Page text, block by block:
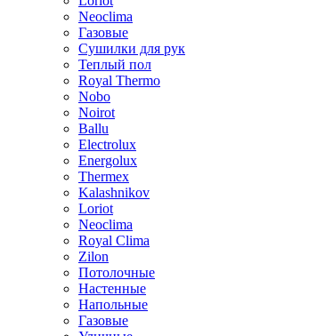
Neoclima
Газовые
Сушилки для рук
Теплый пол
Royal Thermo
Nobo
Noirot
Ballu
Electrolux
Energolux
Тhermex
Kalashnikov
Loriot
Neoclima
Royal Clima
Zilon
Потолочные
Настенные
Напольные
Газовые